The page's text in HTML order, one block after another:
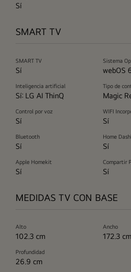
Sí
SMART TV
SMART TV
Sí
Sistema
webOS
Inteligencia artificial
Sí: LG AI ThinQ
Tipo de
Magic
Control por voz
Sí
WIFI
Sí
Bluetooth
Sí
Home
Sí
Apple Homekit
Sí
Compartir
Sí
MEDIDAS TV CON BASE
Alto
102.3 cm
Ancho
172.3 cm
Profundidad
26.9 cm